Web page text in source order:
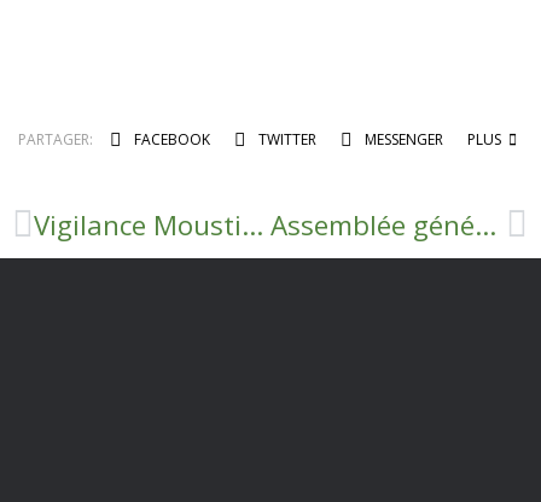
PARTAGER: FACEBOOK TWITTER MESSENGER PLUS
Vigilance Moustiques Tigres Assemblée générale UNION SPORTIVE TOURNEMIRE ROQUEFORT